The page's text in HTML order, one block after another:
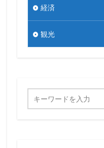
経済
観光